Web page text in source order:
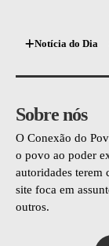
Notícia do Dia
Sobre nós
O Conexão do
o povo ao poder
autoridades terem
site foca em
outros.